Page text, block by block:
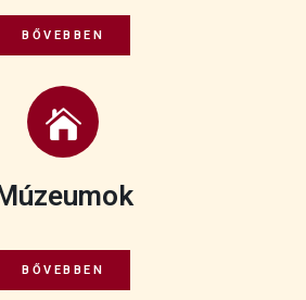
BŐVEBBEN
BŐVEBBEN